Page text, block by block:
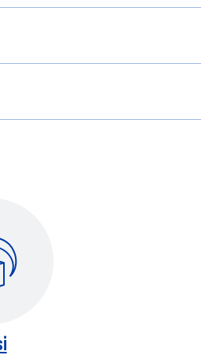
20 cm dai capelli e